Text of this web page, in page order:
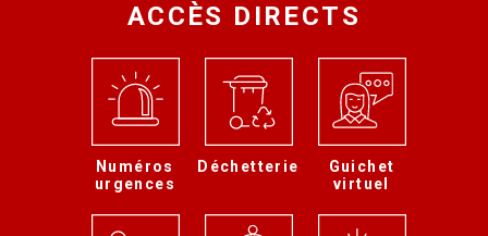
ACCÈS DIRECTS
Numéros
urgences
Déchetterie
Guichet
virtuel